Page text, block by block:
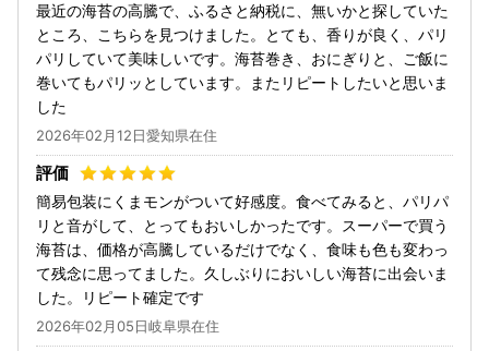
最近の海苔の高騰で、ふるさと納税に、無いかと探していた
ところ、こちらを見つけました。とても、香りが良く、パリ
パリしていて美味しいです。海苔巻き、おにぎりと、ご飯に
巻いてもパリッとしています。またリピートしたいと思いま
した
2026年02月12日愛知県在住
簡易包装にくまモンがついて好感度。食べてみると、パリパ
リと音がして、とってもおいしかったです。スーパーで買う
海苔は、価格が高騰しているだけでなく、食味も色も変わっ
て残念に思ってました。久しぶりにおいしい海苔に出会いま
した。リピート確定です
2026年02月05日岐阜県在住